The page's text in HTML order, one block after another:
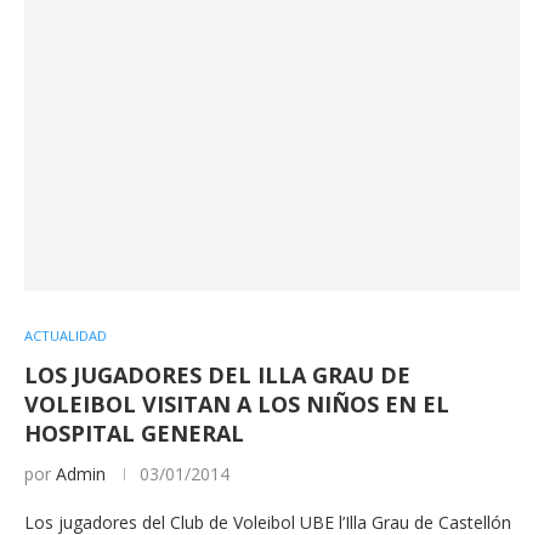
ACTUALIDAD
LOS JUGADORES DEL ILLA GRAU DE
VOLEIBOL VISITAN A LOS NIÑOS EN EL
HOSPITAL GENERAL
por Admin 03/01/2014
Los jugadores del Club de Voleibol UBE l’Illa Grau de Castellón